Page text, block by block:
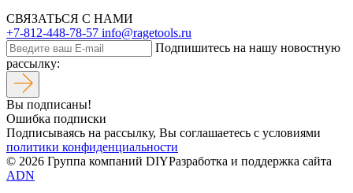
СВЯЗАТЬСЯ С НАМИ
+7-812-448-78-57 info@ragetools.ru
Подпишитесь на нашу новостную
рассылку:
Вы подписаны!
Ошибка подписки
Подписываясь на рассылку, Вы соглашаетесь c условиями
политики конфиденциальности
© 2026 Группа компаний DIYРазработка и поддержка сайта
ADN